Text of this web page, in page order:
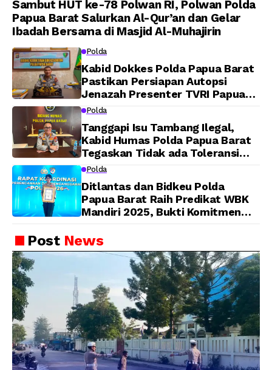
Sambut HUT ke-78 Polwan RI, Polwan Polda
Papua Barat Salurkan Al-Qur’an dan Gelar
Ibadah Bersama di Masjid Al-Muhajirin
Polda
Kabid Dokkes Polda Papua Barat
Pastikan Persiapan Autopsi
Jenazah Presenter TVRI Papua
Barat Yanto Idorway Telah
Dijadwalkan Kamis
Polda
Tanggapi Isu Tambang Ilegal,
Kabid Humas Polda Papua Barat
Tegaskan Tidak ada Toleransi
bagi Oknum Anggota
Polda
Ditlantas dan Bidkeu Polda
Papua Barat Raih Predikat WBK
Mandiri 2025, Bukti Komitmen
Berintegritas
PostNews